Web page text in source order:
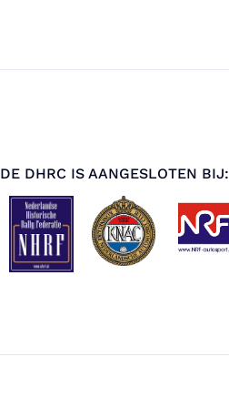
DE DHRC IS AANGESLOTEN BIJ: